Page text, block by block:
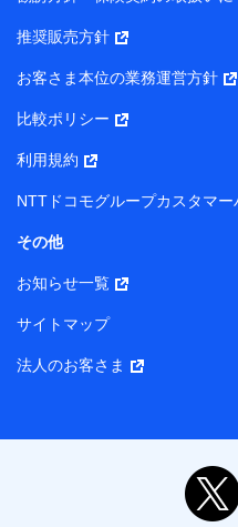
所・代表者名】
り）
株式会社NTTドコモ・フィ
社長 廣井 孝史
東京都中央区日本橋人形町
株式会社ドコモ・インシ
村 忠義
また当社は、オンライン面
氏名、生年月日、住所、
人の属性に関する情報、
推奨販売方針
お客さま本位の業務運営方針
比較ポリシー
利用規約
NTTドコモグループカスタマ
その他
お知らせ一覧
サイトマップ
法人のお客さま